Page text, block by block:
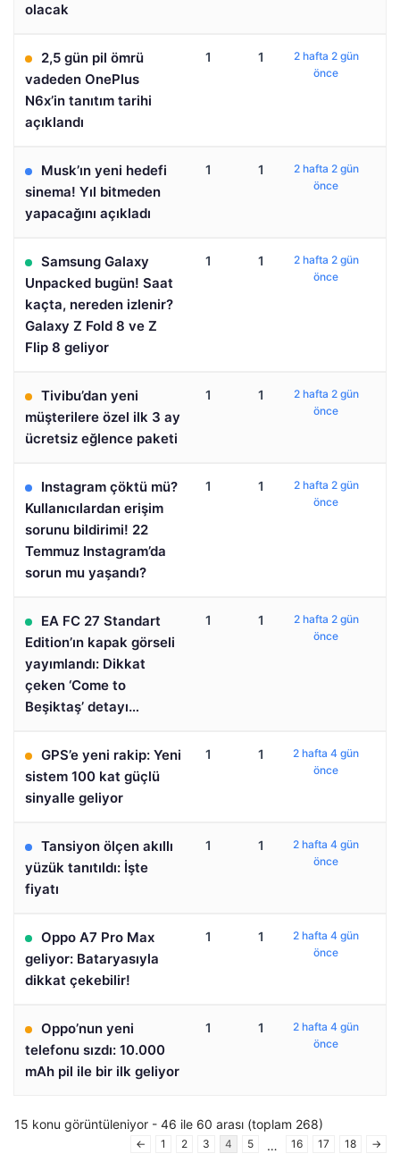
olacak
2,5 gün pil ömrü
vadeden OnePlus
N6x’in tanıtım tarihi
açıklandı
1 1
2 hafta 2 gün
önce
Musk’ın yeni hedefi
sinema! Yıl bitmeden
yapacağını açıkladı
1 1
2 hafta 2 gün
önce
Samsung Galaxy
Unpacked bugün! Saat
kaçta, nereden izlenir?
Galaxy Z Fold 8 ve Z
Flip 8 geliyor
1 1
2 hafta 2 gün
önce
Tivibu’dan yeni
müşterilere özel ilk 3 ay
ücretsiz eğlence paketi
1 1
2 hafta 2 gün
önce
Instagram çöktü mü?
Kullanıcılardan erişim
sorunu bildirimi! 22
Temmuz Instagram’da
sorun mu yaşandı?
1 1
2 hafta 2 gün
önce
EA FC 27 Standart
Edition’ın kapak görseli
yayımlandı: Dikkat
çeken ‘Come to
Beşiktaş’ detayı…
1 1
2 hafta 2 gün
önce
GPS’e yeni rakip: Yeni
sistem 100 kat güçlü
sinyalle geliyor
1 1
2 hafta 4 gün
önce
Tansiyon ölçen akıllı
yüzük tanıtıldı: İşte
fiyatı
1 1
2 hafta 4 gün
önce
Oppo A7 Pro Max
geliyor: Bataryasıyla
dikkat çekebilir!
1 1
2 hafta 4 gün
önce
Oppo’nun yeni
telefonu sızdı: 10.000
mAh pil ile bir ilk geliyor
1 1
2 hafta 4 gün
önce
15 konu görüntüleniyor - 46 ile 60 arası (toplam 268)
← 1 2 3 4 5 … 16 17 18 →